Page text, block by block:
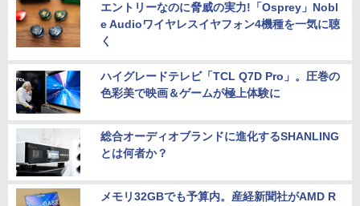
エントリーなのに脅威の実力!「Osprey」Nobl
e Audioワイヤレスイヤフォン4機種を一気に聴
く
ハイグレードテレビ「TCL Q7D Pro」。圧巻の
色彩美で映画＆ゲームが極上体験に
総合オーディオブランドに進化するSHANLING
とは何者か？
メモリ32GBでも予算内。産経新聞社がAMD R